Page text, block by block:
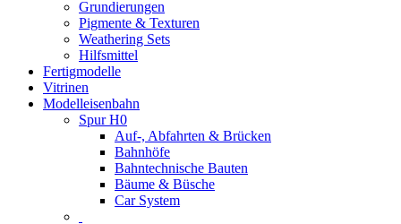
Grundierungen
Pigmente & Texturen
Weathering Sets
Hilfsmittel
Fertigmodelle
Vitrinen
Modelleisenbahn
Spur H0
Auf-, Abfahrten & Brücken
Bahnhöfe
Bahntechnische Bauten
Bäume & Büsche
Car System